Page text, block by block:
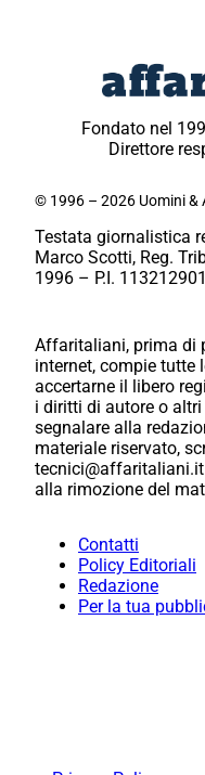
Fondato nel
Direttore
© 1996 – 2026 Uomini &
Testata giornalistica
Marco Scotti, Reg.
1996 – P.I.
Affaritaliani, prima di
internet, compie tutte
accertarne il libero
i diritti di autore o
segnalare alla
materiale riservato,
alla rimozione del
Contatti
Policy Editoriali
Redazione
Per la tua